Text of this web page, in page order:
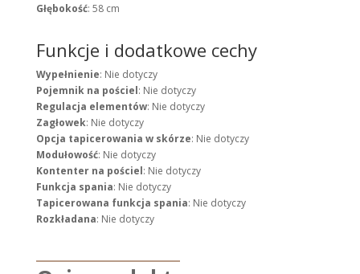
Głębokość: 58 cm
Funkcje i dodatkowe cechy
Wypełnienie: Nie dotyczy
Pojemnik na pościel: Nie dotyczy
Regulacja elementów: Nie dotyczy
Zagłowek: Nie dotyczy
Opcja tapicerowania w skórze: Nie dotyczy
Modułowość: Nie dotyczy
Kontenter na pościel: Nie dotyczy
Funkcja spania: Nie dotyczy
Tapicerowana funkcja spania: Nie dotyczy
Rozkładana: Nie dotyczy